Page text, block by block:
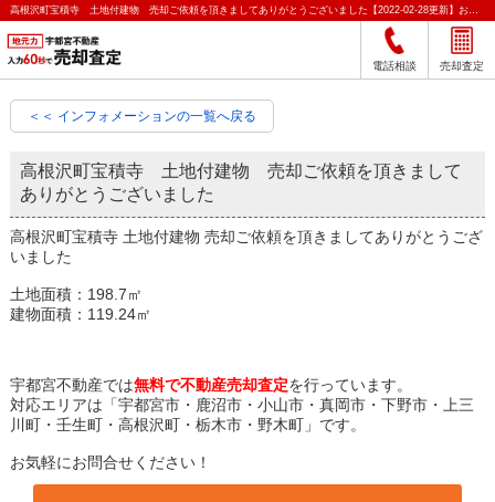
高根沢町宝積寺 土地付建物 売却ご依頼を頂きましてありがとうございました【2022-02-28更新】お知らせ｜宇都宮市の不動産をクイック売却査定｜宇都宮不動産
電話相談 売却査定
＜＜ インフォメーションの一覧へ戻る
高根沢町宝積寺 土地付建物 売却ご依頼を頂きまして
ありがとうございました
高根沢町宝積寺 土地付建物 売却ご依頼を頂きましてありがとうござ
いました
土地面積：198.7㎡
建物面積：119.24㎡
宇都宮不動産では無料で不動産売却査定を行っています。
対応エリアは「宇都宮市・鹿沼市・小山市・真岡市・下野市・上三
川町・壬生町・高根沢町・栃木市・野木町」です。
お気軽にお問合せください！